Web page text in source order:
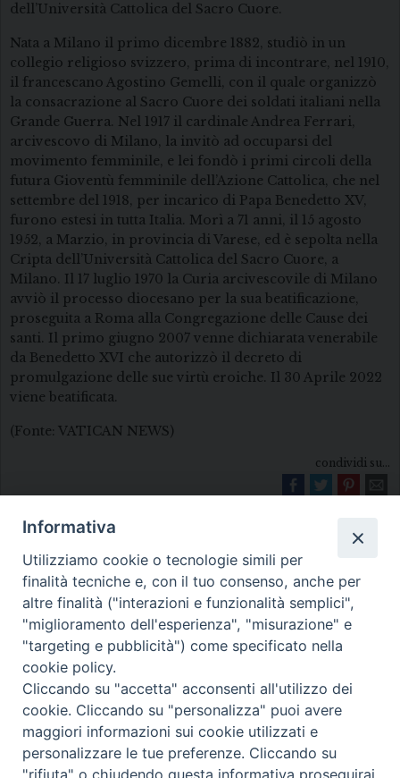
dell’Università Cattolica del Sacro Cuore.
Nata a Milano il primo dicembre 1882, studiò in un
collegio religioso svizzero, prima di incontrare, nel 1910,
il francescano Agostino Gemelli, con il quale organizzò
la consacrazione al Sacro Cuore dei soldati italiani nella
Grande Guerra. Nel 1917 il cardinale Andrea Ferrari,
arcivescovo di Milano, la invitò ad occuparsi del
movimento femminile, e lei fondò i primi circoli della
futura Gioventù femminile dell’Azione Cattolica, che nel
settembre del 1918, per incarico di Papa Benedetto XV,
furono estesi in tutta Italia. Morì a 71 anni, il 15 agosto
1952, a Marzio, in provincia di Varese, ed è sepolta nella
Cripta dell’Università Cattolica del Sacro Cuore, a
Milano. Il 17 luglio 1970 la Curia arcivescovile di Milano
avviò il processo diocesano per la sua beatificazione,
proseguita a Roma alla Congregazione delle Cause dei
santi. Il primo giugno 2007 venne dichiarata venerabile
da Benedetto XVI che autorizzò il decreto di
promulgazione delle sue virtù eroiche. Il 30 Aprile 2022
viene beatificata.
(Fonte: VATICAN NEWS)
condividi su...
Diocesi di Melfi Rapolla Venosa
• Largo Duomo, 12 - 85025 MELFI (PZ) •
Tel. 0972238604
PEC ufficiale della Diocesi:
diocesi.melfi_rapolla_venosa@legalmail.it
Informativa
Utilizziamo cookie o tecnologie simili per
finalità tecniche e, con il tuo consenso, anche per
altre finalità ("interazioni e funzionalità semplici",
"miglioramento dell'esperienza", "misurazione" e
"targeting e pubblicità") come specificato nella
cookie policy.
Cliccando su "accetta" acconsenti all'utilizzo dei
cookie. Cliccando su "personalizza" puoi avere
maggiori informazioni sui cookie utilizzati e
personalizzare le tue preferenze. Cliccando su